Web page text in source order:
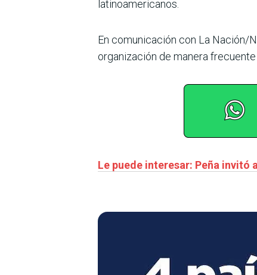
latinoamericanos.
En comunicación con La Nación/
organización de manera
Le puede interesar: Peña invitó